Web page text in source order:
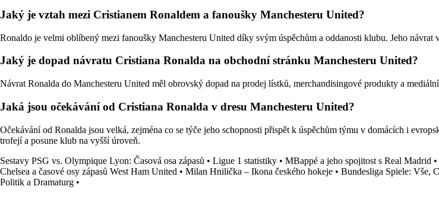
Jaký je vztah mezi Cristianem Ronaldem a fanoušky Manchesteru United?
Ronaldo je velmi oblíbený mezi fanoušky Manchesteru United díky svým úspěchům a oddanosti klubu. Jeho
Jaký je dopad návratu Cristiana Ronalda na obchodní stránku Manchesteru United?
Návrat Ronalda do Manchesteru United měl obrovský dopad na prodej lístků, merchandisingové produkty a
Jaká jsou očekávání od Cristiana Ronalda v dresu Manchesteru United?
Očekávání od Ronalda jsou velká, zejména co se týče jeho schopnosti přispět k úspěchům týmu v domácích i
trofejí a posune klub na vyšší úroveň.
Sestavy PSG vs. Olympique Lyon: Časová osa zápasů • Ligue 1 statistiky • MBappé a jeho spojitost s Real Madrid •
Chelsea a časové osy zápasů West Ham United • Milan Hnilička – Ikona českého hokeje • Bundesliga Spiele: Vše,
Politik a Dramaturg •